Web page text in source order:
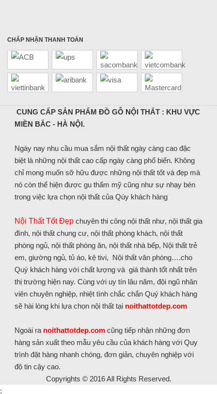
CHẤP NHẬN THANH TOÁN
CUNG CẤP SẢN PHẨM ĐỒ GỖ NỘI THẤT : KHU VỰC
MIỀN BẮC - HÀ NỘI.
Ngày nay nhu cầu mua sắm nội thất ngày càng cao đặc
biệt là những nội thất cao cấp ngày càng phổ biến. Không
chỉ mong muốn sỡ hữu được những nội thất tốt và đẹp mà
nó còn thể hiện được gu thẩm mỹ cũng như sự nhạy bén
trong việc lựa chọn nội thất của Qúy khách hàng
Nội Thất Tốt Đẹp chuyên thi công nội thất như, nội thất gia
đình, nội thất chung cư, nội thất phòng khách, nội thất
phòng ngủ, nội thất phòng ăn, nội thất nhà bếp, Nội thất trẻ
em, giường ngủ, tủ áo, kệ tivi, Nội thất văn phòng….cho
Quý khách hàng với chất lượng và giá thành tốt nhất trên
thị trường hiện nay. Cùng với uy tín lâu năm, đội ngũ nhân
viên chuyên nghiệp, nhiệt tình chắc chắn Quý khách hàng
sẽ hài lòng khi lựa chọn nội thất tại noithattotdep.com
Ngoài ra noithattotdep.com cũng tiếp nhận những đơn
hàng sản xuất theo mẫu yêu cầu của khách hàng với Quy
trình đặt hàng nhanh chóng, đơn giản, chuyên nghiệp với
độ tin cậy cao.
Copyrights © 2016 All Rights Reserved.
;